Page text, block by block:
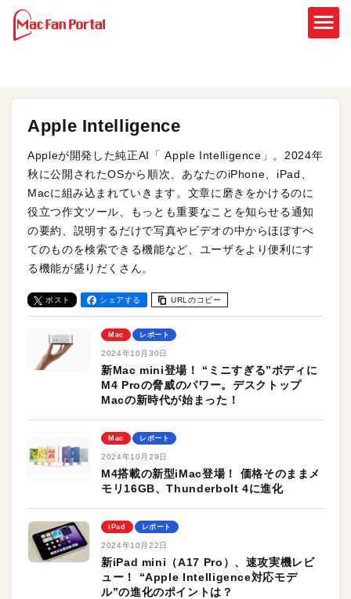
Apple Intelligence
Appleが開発した純正AI「 Apple Intelligence」。2024年
秋に公開されたOSから順次、あなたのiPhone、iPad、
Macに組み込まれていきます。文章に磨きをかけるのに
役立つ作文ツール、もっとも重要なことを知らせる通知
の要約、説明するだけで写真やビデオの中からほぼすべ
てのものを検索できる機能など、ユーザをより便利にす
る機能が盛りだくさん。
ポスト シェアする URLのコピー
Mac レポート
2024年10月30日
新Mac mini登場！ “ミニすぎる”ボディに
M4 Proの脅威のパワー。デスクトップ
Macの新時代が始まった！
Mac レポート
2024年10月29日
M4搭載の新型iMac登場！ 価格そのままメ
モリ16GB、Thunderbolt 4に進化
iPad レポート
2024年10月22日
新iPad mini（A17 Pro）、速攻実機レビ
ュー！ “Apple Intelligence対応モデ
ル”の進化のポイントは？